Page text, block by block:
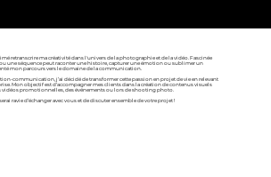
retranscrire ma créativité dans l'univers de la photographie et de la vidéo. Fascinée
une séquence peut raconter une histoire, capturer une émotion ou sublimer un
mon parcours vers le domaine de la communication.
communication, j’ai décidé de transformer cette passion en projet de vie en relevant
Mon objectif est d’accompagner mes clients dans la création de contenus visuels
vidéos promotionnelles, des événements ou lors de shooting photo.
ravie d’échanger avec vous et de discuter ensemble de votre projet !